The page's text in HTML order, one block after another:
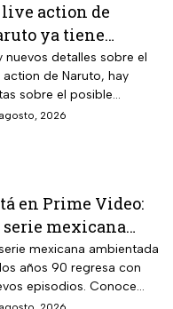
action de
ya tiene
y así avanza
de la
nuevos detalles sobre el
action de Naruto, hay
sobre el posible
de la historia y
2026
en Prime Video:
serie mexicana
de la que
están hablando
se ve en un fin
mexicana ambientada
años 90 regresa con
episodios. Conoce
se estrena, qué